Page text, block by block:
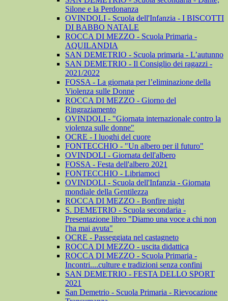
Silone e la Perdonanza
OVINDOLI - Scuola dell'Infanzia - I BISCOTTI
DI BABBO NATALE
ROCCA DI MEZZO - Scuola Primaria -
AQUILANDIA
SAN DEMETRIO - Scuola primaria - L’autunno
SAN DEMETRIO - Il Consiglio dei ragazzi -
2021/2022
FOSSA - La giornata per l’eliminazione della
Violenza sulle Donne
ROCCA DI MEZZO - Giorno del
Ringraziamento
OVINDOLI - "Giornata internazionale contro la
violenza sulle donne"
OCRE - I luoghi del cuore
FONTECCHIO - "Un albero per il futuro"
OVINDOLI - Giornata dell'albero
FOSSA - Festa dell'albero 2021
FONTECCHIO - Libriamoci
OVINDOLI - Scuola dell'Infanzia - Giornata
mondiale della Gentilezza
ROCCA DI MEZZO - Bonfire night
S. DEMETRIO - Scuola secondaria -
Presentazione libro "Diamo una voce a chi non
l'ha mai avuta"
OCRE - Passeggiata nel castagneto
ROCCA DI MEZZO - uscita didattica
ROCCA DI MEZZO - Scuola Primaria -
Incontri....culture e tradizioni senza confini
SAN DEMETRIO - FESTA DELLO SPORT
2021
San Demetrio - Scuola Primaria - Rievocazione